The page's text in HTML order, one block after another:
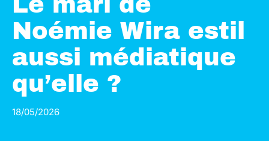
Noémie Wira estil
aussi médiatique
qu’elle ?
18/05/2026